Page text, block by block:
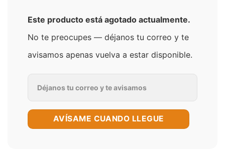
Este producto está agotado actualmente.
No te preocupes — déjanos tu correo y te
avisamos apenas vuelva a estar disponible.
AVÍSAME CUANDO LLEGUE